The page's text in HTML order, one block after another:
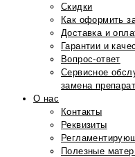
Скидки
Как оформить
Доставка и
Гарантии и
Вопрос-ответ
Сервисное
замена
О нас
Контакты
Реквизиты
Полезные